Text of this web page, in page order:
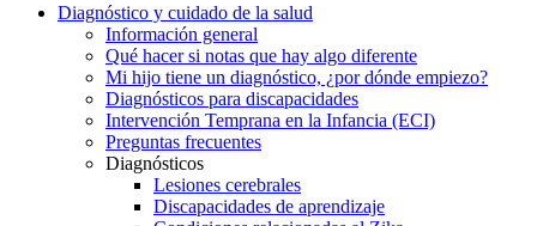
Diagnóstico y cuidado de la salud
Información general
Qué hacer si notas que hay algo diferente
Mi hijo tiene un diagnóstico, ¿por dónde empiezo?
Diagnósticos para discapacidades
Intervención Temprana en la Infancia (ECI)
Preguntas frecuentes
Diagnósticos
Lesiones cerebrales
Discapacidades de aprendizaje